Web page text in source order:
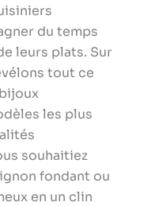
du temps
leurs plats. Sur
tout ce
les plus
souhaitiez
fondant ou
en un clin